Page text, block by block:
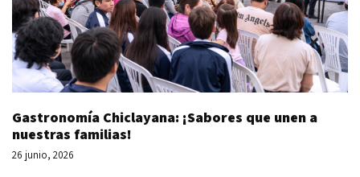
Gastronomía Chiclayana: ¡Sabores que unen a
nuestras familias!
26 junio, 2026